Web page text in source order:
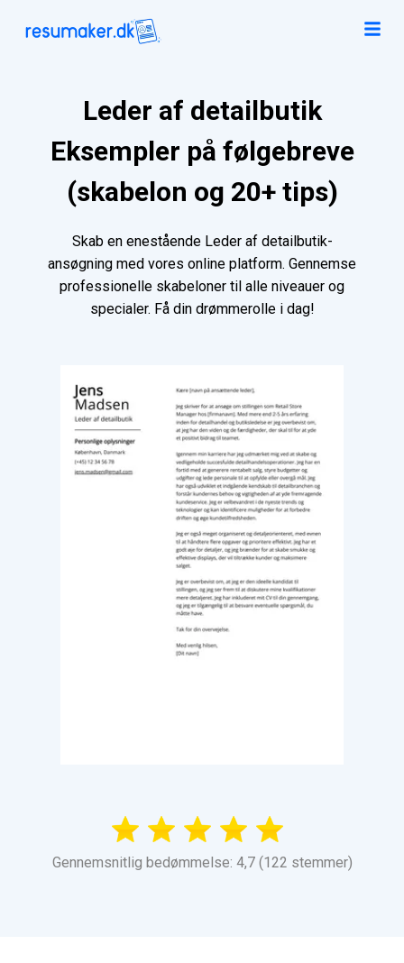
Leder af detailbutik
Eksempler på følgebreve
(skabelon og 20+ tips)
Skab en enestående Leder af detailbutik-
ansøgning med vores online platform. Gennemse
professionelle skabeloner til alle niveauer og
specialer. Få din drømmerolle i dag!
Gennemsnitlig bedømmelse: 4,7 (122 stemmer)